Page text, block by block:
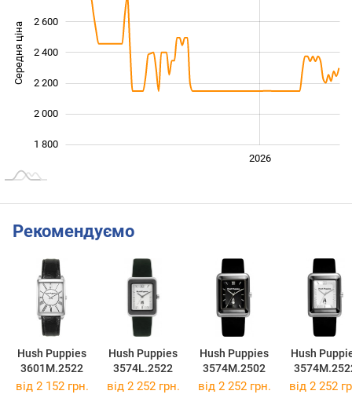
Середня ціна 1 800
1 800
2 000
2 200
2 400
2 600
2026
Рекомендуємо
Hush Puppies
3601M.2522
Hush Puppies
3574L.2522
Hush Puppies
3574M.2502
Hush
від 2 152 грн. від 2 252 грн. від 2 252 грн. від 2 252